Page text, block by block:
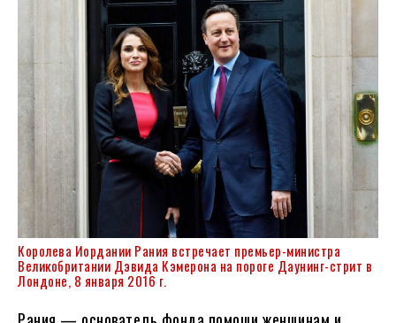
Королева Иордании Рания встречает премьер-министра
Великобритании Дэвида Кэмерона на пороге Даунинг-стрит в
Лондоне, 8 января 2016 г.